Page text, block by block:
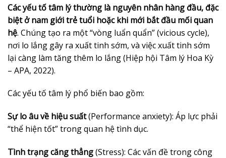
Các yếu tố tâm lý thường là nguyên nhân hàng đầu, đặc
biệt ở nam giới trẻ tuổi hoặc khi mới bắt đầu mối quan
hệ. Chúng tạo ra một “vòng luẩn quẩn” (vicious cycle),
nơi lo lắng gây ra xuất tinh sớm, và việc xuất tinh sớm
lại càng làm tăng thêm lo lắng (Hiệp hội Tâm lý Hoa Kỳ
– APA, 2022).
Các yếu tố tâm lý phổ biến bao gồm:
Sự lo âu về hiệu suất(Performance anxiety): Áp lực phải
“thể hiện tốt” trong quan hệ tình dục.
Tình trạng căng thẳng(Stress): Các vấn đề trong công